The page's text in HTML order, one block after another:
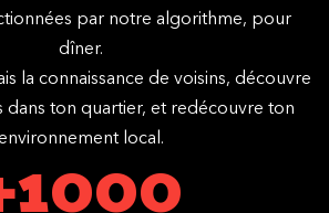
par notre algorithme, pour
dîner.
la connaissance de voisins, découvre
dans ton quartier, et redécouvre ton
local.